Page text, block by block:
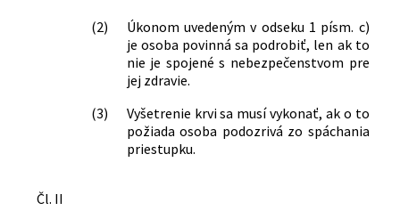
(2)
Úkonom uvedeným v odseku 1 písm. c)
je osoba povinná sa podrobiť, len ak to
nie je spojené s nebezpečenstvom pre
jej zdravie.
(3)
Vyšetrenie krvi sa musí vykonať, ak o to
požiada osoba podozrivá zo spáchania
priestupku.
Čl. II